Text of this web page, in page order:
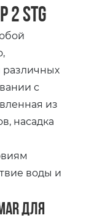
STG
различных
с
из
насадка
воды и
для